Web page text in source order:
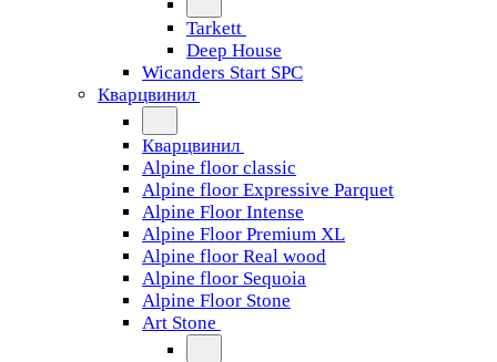
Tarkett
Deep House
Wicanders Start SPC
Кварцвинил
Кварцвинил
Alpine floor classic
Alpine floor Expressive Parquet
Alpine Floor Intense
Alpine Floor Premium XL
Alpine floor Real wood
Alpine floor Sequoia
Alpine Floor Stone
Art Stone